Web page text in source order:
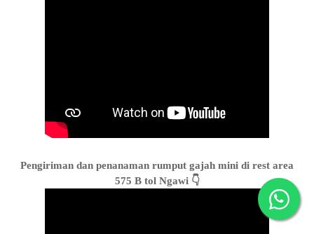
Pengiriman dan penanaman rumput gajah mini di rest area
575 B tol Ngawi 👇